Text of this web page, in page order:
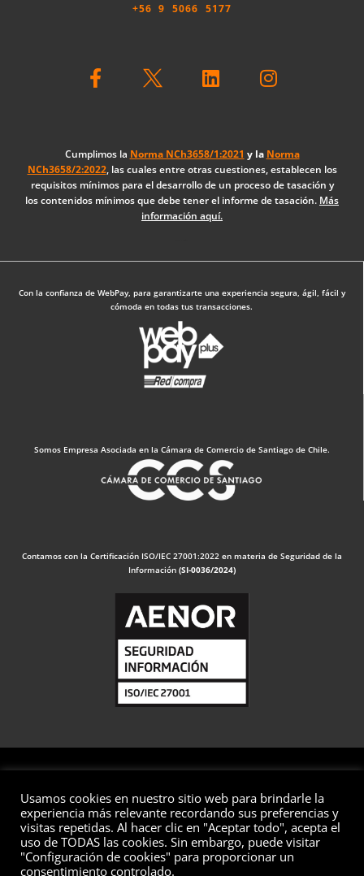
+56 9 5066 5177
a
o
o
k
i
d
i
n
n
g
r
a
Cumplimos la Norma NCh3658/1:2021 y la Norma
NCh3658/2:2022, las cuales entre otras cuestiones, establecen los
requisitos mínimos para el desarrollo de un proceso de tasación y
los contenidos mínimos que debe tener el informe de tasación. Más
información aquí.
Con la confianza de WebPay, para garantizarte una experiencia segura, ágil, fácil y
cómoda en todas tus transacciones.
Somos Empresa Asociada en la Cámara de Comercio de Santiago de Chile.
Contamos con la Certificación ISO/IEC 27001:2022 en materia de Seguridad de la
Información (SI-0036/2024)
© 2026 Valuaciones
Todos los derechos reservados
Aviso LegalPolítica de PrivacidadPolítica de Cookies
Usamos cookies en nuestro sitio web para brindarle la
experiencia más relevante recordando sus preferencias y
visitas repetidas. Al hacer clic en "Aceptar todo", acepta el
uso de TODAS las cookies. Sin embargo, puede visitar
"Configuración de cookies" para proporcionar un
consentimiento controlado.